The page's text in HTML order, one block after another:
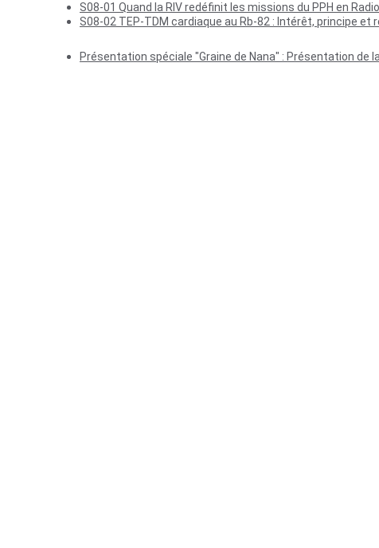
S08-01 Quand la RIV redéfinit les missions du PPH en
S08-02 TEP-TDM cardiaque au Rb-82 : Intérêt, principe et
Présentation spéciale "Graine de Nana" : Présentation